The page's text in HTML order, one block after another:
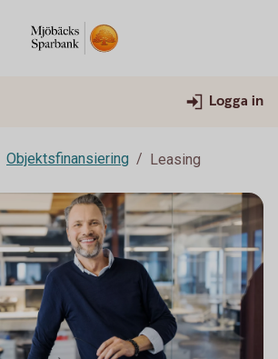
Logga in
Objektsfinansiering Leasing